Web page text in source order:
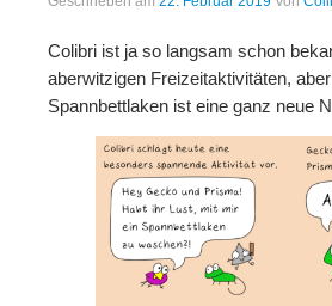
Colibri ist ja so langsam schon
aberwitzigen Freizeitaktivitäten,
Spannbettlaken ist eine ganz neue